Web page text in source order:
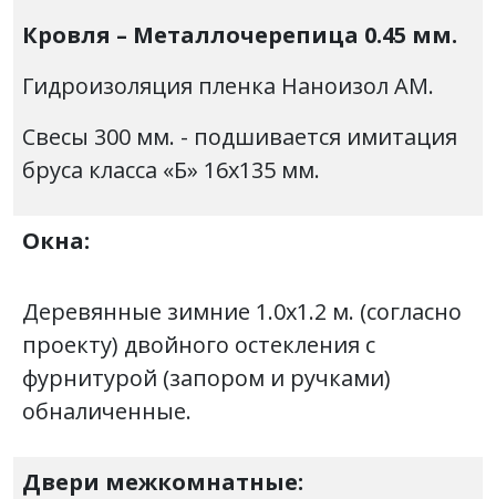
Кровля – Металлочерепица 0.45 мм.
Гидроизоляция пленка Наноизол АМ.
Свесы 300 мм. - подшивается имитация
бруса класса «Б» 16х135 мм.
Окна:
Деревянные зимние 1.0х1.2 м. (согласно
проекту) двойного остекления с
фурнитурой (запором и ручками)
обналиченные.
Двери межкомнатные: